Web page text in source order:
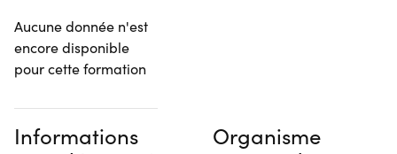
Aucune donnée n'est
encore disponible
pour cette formation
Informations
Organisme